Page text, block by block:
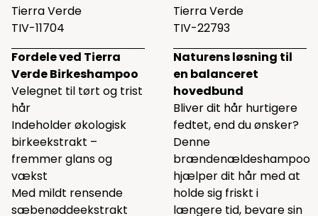
Tierra Verde
TIV-11704
Fordele ved Tierra
Verde Birkeshampoo
Velegnet til tørt og trist
hår
Indeholder økologisk
birkeekstrakt –
fremmer glans og
vækst
Med mildt rensende
sæbenøddeekstrakt
Tierra Verde
TIV-22793
Naturens løsning til
en balanceret
hovedbund
Bliver dit hår hurtigere
fedtet, end du ønsker?
Denne
brændenældeshampoo
hjælper dit hår med at
holde sig friskt i
længere tid, bevare sin